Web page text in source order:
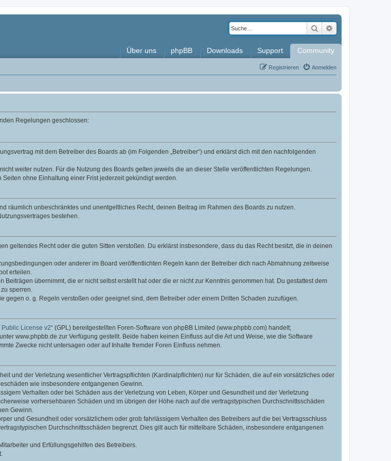
Suche
Über uns phpBB Downloads Support Community
Anmelden
Registrieren
Regelungen geschlossen:
mit dem Betreiber des Boards ab (im Folgenden „Betreiber“) und erklärst dich mit den nachfolgenden
weiter nutzen. Für die Nutzung des Boards gelten jeweils die an dieser Stelle veröffentlichten Regelungen.
ohne Einhaltung einer Frist jederzeit gekündigt werden.
räumlich unbeschränktes und unentgeltliches Recht, deinen Beitrag im Rahmen des Boards zu nutzen.
bestehen.
geltendes Recht oder die guten Sitten verstoßen. Du erklärst insbesondere, dass du das Recht besitzt, die in deinen
oder anderer im Board veröffentlichten Regeln kann der Betreiber dich nach Abmahnung zeitweise
erteilen.
übernimmt, die er nicht selbst erstellt hat oder die er nicht zur Kenntnis genommen hat. Du gestattest dem
sperren.
o. g. Regeln verstoßen oder geeignet sind, dem Betreiber oder einem Dritten Schaden zuzufügen.
License v2“ (GPL) bereitgestellten Foren-Software von phpBB Limited (www.phpbb.com) handelt;
www.phpbb.de zur Verfügung gestellt. Beide haben keinen Einfluss auf die Art und Weise, wie die Software
Zwecke nicht untersagen oder auf Inhalte fremder Foren Einfluss nehmen.
und der Verletzung wesentlicher Vertragspflichten (Kardinalpflichten) nur für Schäden, die auf ein vorsätzliches oder
wie insbesondere entgangenen Gewinn.
Verhalten oder bei Schäden aus der Verletzung von Leben, Körper und Gesundheit und der Verletzung
vorhersehbaren Schäden und im übrigen der Höhe nach auf die vertragstypischen Durchschnittsschäden
Gewinn.
und Gesundheit oder vorsätzlichem oder grob fahrlässigem Verhalten des Betreibers auf die bei Vertragsschluss
Durchschnittsschäden begrenzt. Dies gilt auch für mittelbare Schäden, insbesondere entgangenen
und Erfüllungsgehilfen des Betreibers.